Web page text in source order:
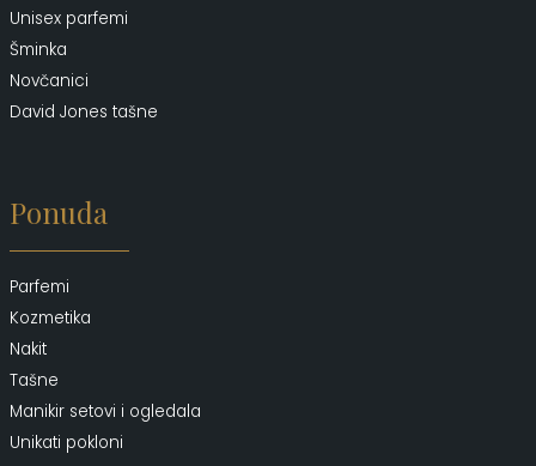
Unisex parfemi
Šminka
Novčanici
David Jones tašne
Ponuda
Parfemi
Kozmetika
Nakit
Tašne
Manikir setovi i ogledala
Unikati pokloni